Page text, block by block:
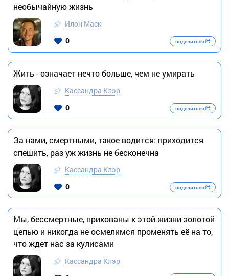
необычайную жизнь
Илон Маск
0
поделиться
Жить - означает нечто больше, чем не умирать
Кассандра Клэр
0
поделиться
За нами, смертными, такое водится: приходится
спешить, раз уж жизнь не бесконечна
Кассандра Клэр
0
поделиться
Мы, бессмертные, прикованы к этой жизни золотой
цепью и никогда не осмелимся променять её на то,
что ждет нас за кулисами
Кассандра Клэр